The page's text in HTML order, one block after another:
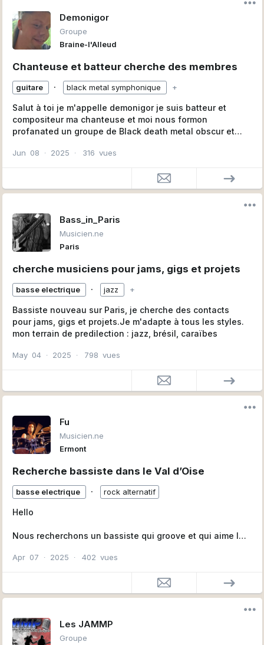
Demonigor
Groupe
Braine-l'Alleud
Chanteuse et batteur cherche des membres
guitare ∙ black metal symphonique +
Salut à toi je m'appelle demonigor je suis batteur et
compositeur ma chanteuse et moi nous formon
profanated un groupe de Black death metal obscur et
clavieriste pour un projet sérieux se qui veut dire que il
dur excepté les bières légères et très peux alcoolisé
c'est la règle c'est un projet très sérieux autrement vous
vieux behemoth dark funeral theotoxin belenos vital
remains vesania sammath naur carach angren dimmu
borgir cradle of filth old Mans child children of bodom
pestlegion troll kroda windir vreid fintroll immortal amon
que les effets spéciaux création de décor obscur et
occult bienvenue on est de brain-lalleud mon Facebook
lionel van marsenille
Jun 08 ∙ 2025 ∙ 316 vues
Bass_in_Paris
Musicien.ne
Paris
cherche musiciens pour jams, gigs et projets
basse electrique ∙ jazz +
Bassiste nouveau sur Paris, je cherche des contacts
pour jams, gigs et projets.Je m'adapte à tous les styles.
mon terrain de predilection : jazz, brésil, caraïbes
May 04 ∙ 2025 ∙ 798 vues
Fu
Musicien.ne
Ermont
Recherche bassiste dans le Val d’Oise
basse electrique ∙ rock alternatif
Hello
Nous recherchons un bassiste qui groove et qui aime la
Il s’agit d’un power trio rock créole.
On a un guitariste blues/Rock et on n’attends plus que
Si tu aimes le mélange des styles et que tu n’as pas
peur des rythmes syncopés et caribéens, tu nous
intéresses :)
Apr 07 ∙ 2025 ∙ 402 vues
Les JAMMP
Groupe